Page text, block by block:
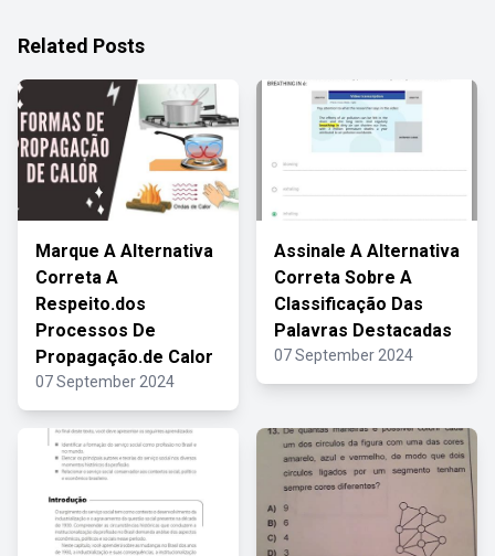
Related Posts
Marque A Alternativa
Correta A
Respeito.dos
Processos De
Propagação.de Calor
07 September 2024
Assinale A Alternativa
Correta Sobre A
Classificação Das
Palavras Destacadas
07 September 2024